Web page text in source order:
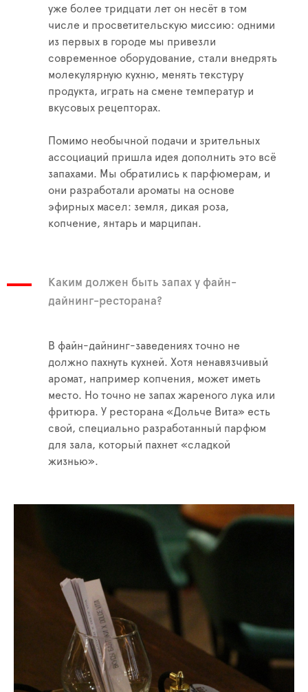
уже более тридцати лет он несёт в том
числе и просветительскую миссию: одними
из первых в городе мы привезли
современное оборудование, стали внедрять
молекулярную кухню, менять текстуру
продукта, играть на смене температур и
вкусовых рецепторах.
Помимо необычной подачи и зрительных
ассоциаций пришла идея дополнить это всё
запахами. Мы обратились к парфюмерам, и
они разработали ароматы на основе
эфирных масел: земля, дикая роза,
копчение, янтарь и марципан.
Каким должен быть запах у файн-
дайнинг-ресторана?
В файн-дайнинг-заведениях точно не
должно пахнуть кухней. Хотя ненавязчивый
аромат, например копчения, может иметь
место. Но точно не запах жареного лука или
фритюра. У ресторана «Дольче Вита» есть
свой, специально разработанный парфюм
для зала, который пахнет «сладкой
жизнью».